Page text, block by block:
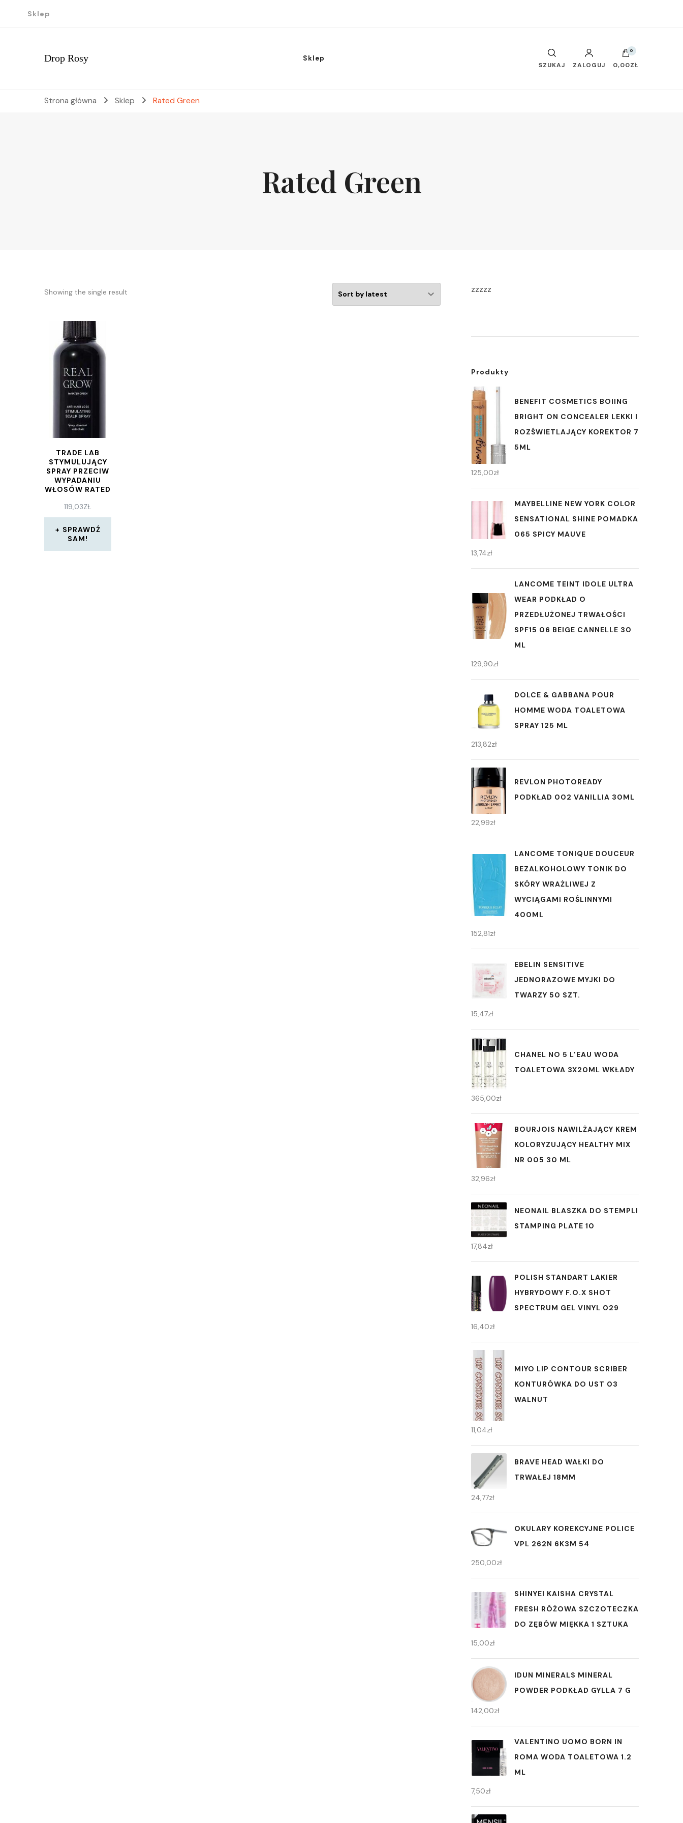
Sklep
Drop Rosy Sklep
SZUKAJ ZALOGUJ
0
0,00ZŁ
Strona główna Sklep Rated Green
Rated Green
Showing the single result
TRADE LAB
STYMULUJĄCY
SPRAY PRZECIW
WYPADANIU
WŁOSÓW RATED
GROW 120ML
119,03ZŁ
SPRAWDŹ
SAM!
zzzzz
Produkty
BENEFIT COSMETICS BOIING
BRIGHT ON CONCEALER LEKKI I
ROZŚWIETLAJĄCY KOREKTOR 7
5ML
125,00zł
MAYBELLINE NEW YORK COLOR
SENSATIONAL SHINE POMADKA
065 SPICY MAUVE
13,74zł
LANCOME TEINT IDOLE ULTRA
WEAR PODKŁAD O
PRZEDŁUŻONEJ TRWAŁOŚCI
SPF15 06 BEIGE CANNELLE 30
ML
129,90zł
DOLCE & GABBANA POUR
HOMME WODA TOALETOWA
SPRAY 125 ML
213,82zł
REVLON PHOTOREADY
PODKŁAD 002 VANILLIA 30ML
22,99zł
LANCOME TONIQUE DOUCEUR
BEZALKOHOLOWY TONIK DO
SKÓRY WRAŻLIWEJ Z
WYCIĄGAMI ROŚLINNYMI
400ML
152,81zł
EBELIN SENSITIVE
JEDNORAZOWE MYJKI DO
TWARZY 50 SZT.
15,47zł
CHANEL NO 5 L'EAU WODA
TOALETOWA 3X20ML WKŁADY
365,00zł
BOURJOIS NAWILŻAJĄCY KREM
KOLORYZUJĄCY HEALTHY MIX
NR 005 30 ML
32,96zł
NEONAIL BLASZKA DO STEMPLI
STAMPING PLATE 10
17,84zł
POLISH STANDART LAKIER
HYBRYDOWY F.O.X SHOT
SPECTRUM GEL VINYL 029
16,40zł
MIYO LIP CONTOUR SCRIBER
KONTURÓWKA DO UST 03
WALNUT
11,04zł
BRAVE HEAD WAŁKI DO
TRWAŁEJ 18MM
24,77zł
OKULARY KOREKCYJNE POLICE
VPL 262N 6K3M 54
250,00zł
SHINYEI KAISHA CRYSTAL
FRESH RÓŻOWA SZCZOTECZKA
DO ZĘBÓW MIĘKKA 1 SZTUKA
15,00zł
IDUN MINERALS MINERAL
POWDER PODKŁAD GYLLA 7 G
142,00zł
VALENTINO UOMO BORN IN
ROMA WODA TOALETOWA 1.2
ML
7,50zł